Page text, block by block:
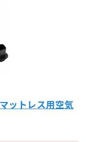
ットレス用空気